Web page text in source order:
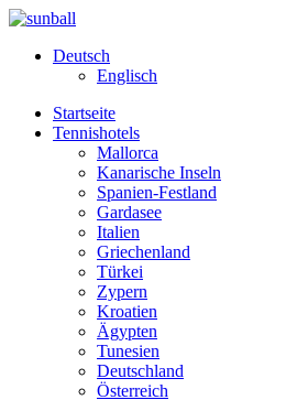
Deutsch
Englisch
Startseite
Tennishotels
Mallorca
Kanarische Inseln
Spanien-Festland
Gardasee
Italien
Griechenland
Türkei
Zypern
Kroatien
Ägypten
Tunesien
Deutschland
Österreich